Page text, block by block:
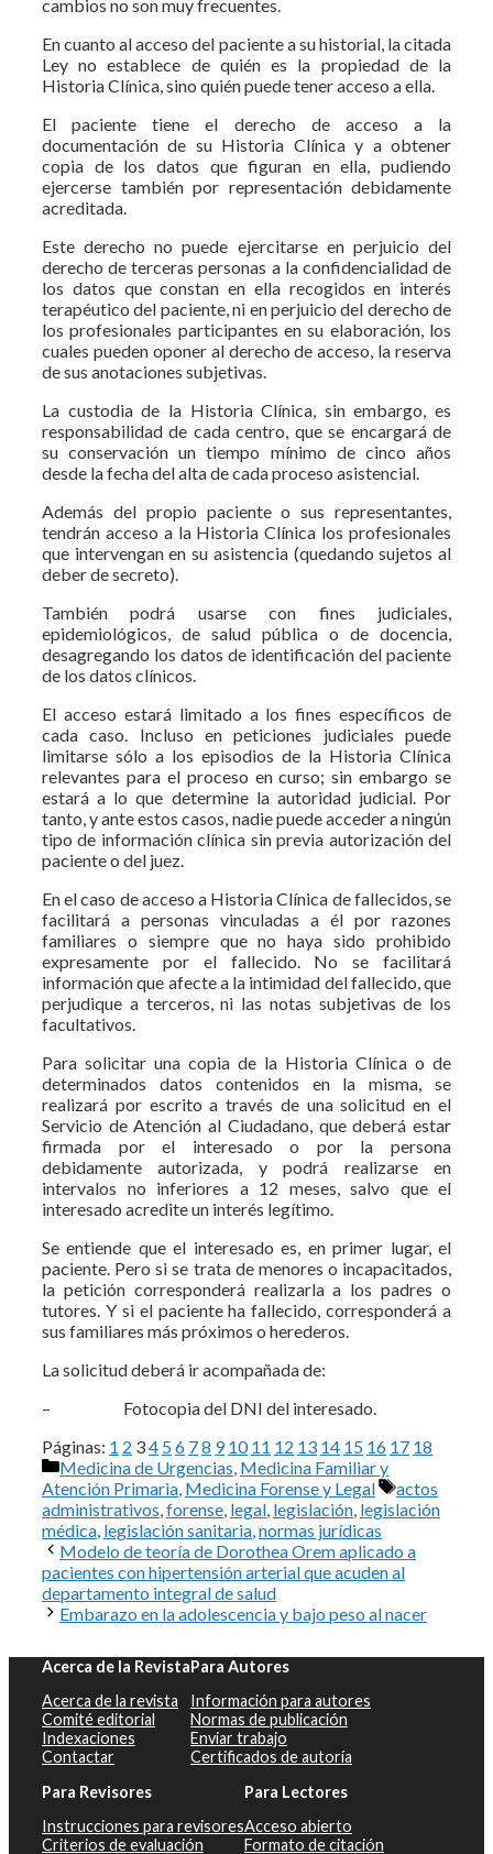
cambios no son muy frecuentes.
En cuanto al acceso del paciente a su historial, la citada
Ley no establece de quién es la propiedad de la
Historia Clínica, sino quién puede tener acceso a ella.
El paciente tiene el derecho de acceso a la
documentación de su Historia Clínica y a obtener
copia de los datos que figuran en ella, pudiendo
ejercerse también por representación debidamente
acreditada.
Este derecho no puede ejercitarse en perjuicio del
derecho de terceras personas a la confidencialidad de
los datos que constan en ella recogidos en interés
terapéutico del paciente, ni en perjuicio del derecho de
los profesionales participantes en su elaboración, los
cuales pueden oponer al derecho de acceso, la reserva
de sus anotaciones subjetivas.
La custodia de la Historia Clínica, sin embargo, es
responsabili­dad de cada centro, que se encarga­rá de
su conservación un tiempo mí­nimo de cinco años
desde la fecha del alta de cada proceso asistencial.
Además del propio paciente o sus representantes,
tendrán acceso a la Historia Clínica los profesionales
que inter­vengan en su asistencia (quedando sujetos al
deber de secreto).
Tam­bién podrá usarse con fines judiciales,
epidemiológicos, de salud pú­blica o de docencia,
desagregando los datos de identificación del pa­ciente
de los datos clínicos.
El acce­so estará limitado a los fines espe­cíficos de
cada caso. Incluso en pe­ticiones judiciales puede
limitarse sólo a los episodios de la Historia Clínica
rele­vantes para el proceso en curso; sin embargo se
estará a lo que deter­mine la autoridad judicial. Por
tanto, y ante estos casos, nadie puede acceder a nin­gún
tipo de información clínica sin previa autorización del
paciente o del juez.
En el caso de acceso a Historia Clínica de fa­llecidos, se
facilitará a personas vin­culadas a él por razones
familiares o siempre que no haya sido prohibido
expresamente por el falle­cido. No se facilitará
información que afecte a la intimidad del fallecido, que
perjudique a terceros, ni las notas subjetivas de los
facultativos.
Para solicitar una copia de la Historia Clínica o de
determinados datos contenidos en la misma, se
realizará por escrito a través de una solicitud en el
Servicio de Atención al Ciudadano, que deberá estar
firmada por el interesado o por la persona
debidamente autorizada, y podrá realizarse en
intervalos no inferiores a 12 meses, salvo que el
interesado acredite un interés legítimo.
Se entiende que el interesado es, en primer lugar, el
paciente. Pero si se trata de menores o incapacitados,
la petición corresponderá realizarla a los padres o
tutores. Y si el paciente ha fallecido, corresponderá a
sus familiares más próximos o herederos.
La solicitud deberá ir acompañada de:
– Fotocopia del DNI del interesado.
Páginas: 1 2 34 56 78 9 10 11 12 13 14 15 16 17 18
Categorías
Medicina de Urgencias Medicina Familiar y
Atención Primaria Medicina Forense y Legal Etiquetas
actos
administrativos forense legal legislación legislación
médica legislación sanitaria normas jurídicas
Modelo de teoría de Dorothea Orem aplicado a
pacientes con hipertensión arterial que acuden al
departamento integral de salud
Embarazo en la adolescencia y bajo peso al nacer
Acerca de la Revista
Acerca de la revista
Comité editorial
Indexaciones
Contactar
Para Autores
Información para autores
Normas de publicación
Enviar trabajo
Certificados de autoría
Para Revisores
Instrucciones para revisores
Criterios de evaluación
Para Lectores
Acceso abierto
Formato de citación